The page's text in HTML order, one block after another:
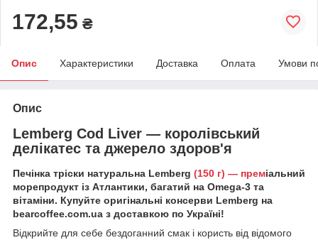
172,55 ₴
Опис Характеристики Доставка Оплата Умови
Опис
Lemberg Cod Liver — королівський
делікатес та джерело здоров'я
Печінка тріски натуральна Lemberg (150 г) — преміальний
морепродукт із Атлантики, багатий на Omega-3 та
вітаміни. Купуйте оригінальні консерви Lemberg на
bearcoffee.com.ua з доставкою по Україні!
Відкрийте для себе бездоганний смак і користь від відомого